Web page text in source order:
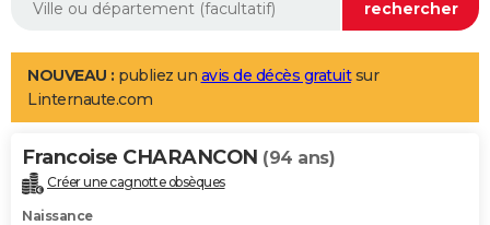
Aménagement intérieur
LIFESTYLE
Art de vivre
Bien-être
Loisirs
Mode
Modes de vie
Alimentation
Guide de la santé
Maladies
Médicaments
Sommeil
VOYAGE
Destinations
City break
Voyage nature
Voyage de noces
Forum
Climat
+PHOTO
NOUVEAU : publiez un avis de décès gratuitsur
Linternaute.com
Francoise CHARANCON (94 ans)
Créer une cagnotte obsèques
Naissance